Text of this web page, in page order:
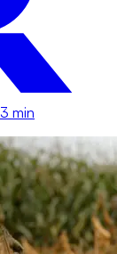
3 min